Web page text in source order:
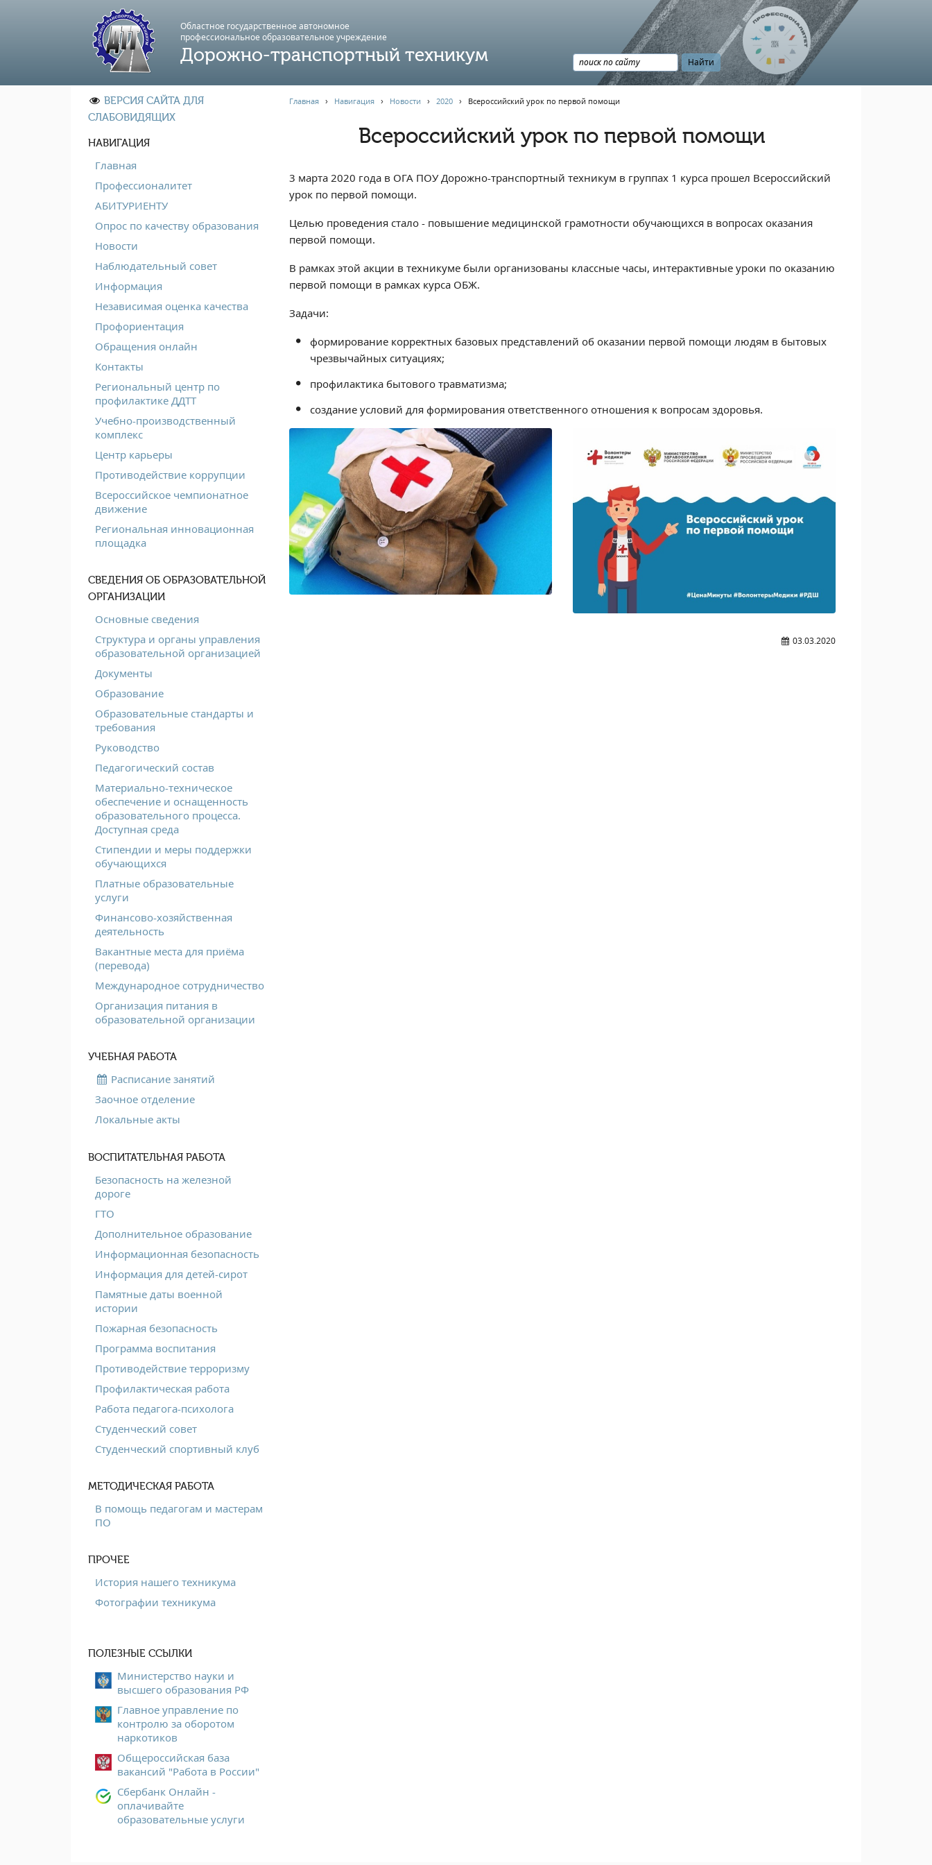
Областное государственное автономное
профессиональноe образовательное учреждение
Дорожно-транспортный техникум
ВЕРСИЯ САЙТА ДЛЯ
СЛАБОВИДЯЩИХ
НАВИГАЦИЯ
Главная
Профессионалитет
АБИТУРИЕНТУ
Опрос по качеству образования
Новости
Наблюдательный совет
Информация
Независимая оценка качества
Профориентация
Обращения онлайн
Контакты
Региональный центр по
профилактике ДДТТ
Учебно-производственный
комплекс
Центр карьеры
Противодействие коррупции
Всероссийское чемпионатное
движение
Региональная инновационная
площадка
СВЕДЕНИЯ ОБ ОБРАЗОВАТЕЛЬНОЙ
ОРГАНИЗАЦИИ
Основные сведения
Структура и органы управления
образовательной организацией
Документы
Образование
Образовательные стандарты и
требования
Руководство
Педагогический состав
Материально-техническое
обеспечение и оснащенность
образовательного процесса.
Доступная среда
Стипендии и меры поддержки
обучающихся
Платные образовательные
услуги
Финансово-хозяйственная
деятельность
Вакантные места для приёма
(перевода)
Международное сотрудничество
Организация питания в
образовательной организации
УЧЕБНАЯ РАБОТА
Расписание занятий
Заочное отделение
Локальные акты
ВОСПИТАТЕЛЬНАЯ РАБОТА
Безопасность на железной
дороге
ГТО
Дополнительное образование
Информационная безопасность
Информация для детей-сирот
Памятные даты военной
истории
Пожарная безопасность
Программа воспитания
Противодействие терроризму
Профилактическая работа
Работа педагога-психолога
Студенческий совет
Студенческий спортивный клуб
МЕТОДИЧЕСКАЯ РАБОТА
В помощь педагогам и мастерам
ПО
ПРОЧЕЕ
История нашего техникума
Фотографии техникума
ПОЛЕЗНЫЕ ССЫЛКИ
Министерство науки и
высшего образования РФ
Главное управление по
контролю за оборотом
наркотиков
Общероссийская база
вакансий "Работа в России"
Сбербанк Онлайн -
оплачивайте
образовательные услуги
Главная› Навигация› Новости › 2020› Всероссийский урок по первой помощи
Всероссийский урок по первой помощи
3 марта 2020 года в ОГА ПОУ Дорожно-транспортный техникум в группах 1 курса прошел Всероссийский
урок по первой помощи.
Целью проведения стало - повышение медицинской грамотности обучающихся в вопросах оказания
первой помощи.
В рамках этой акции в техникуме были организованы классные часы, интерактивные уроки по оказанию
первой помощи в рамках курса ОБЖ.
Задачи:
формирование корректных базовых представлений об оказании первой помощи людям в бытовых
чрезвычайных ситуациях;
профилактика бытового травматизма;
создание условий для формирования ответственного отношения к вопросам здоровья.
03.03.2020